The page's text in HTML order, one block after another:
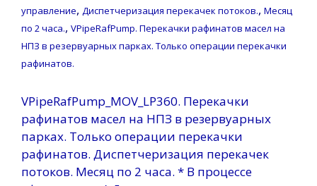
управление, Диспетчеризация перекачек потоков., Месяц
по 2 часа., VPipeRafPump. Перекачки рафинатов масел на
НПЗ в резервуарных парках. Только операции перекачки
рафинатов.
VPipeRafPump_MOV_LP360. Перекачки
рафинатов масел на НПЗ в резервуарных
парках. Только операции перекачки
рафинатов. Диспетчеризация перекачек
потоков. Месяц по 2 часа. * В процессе